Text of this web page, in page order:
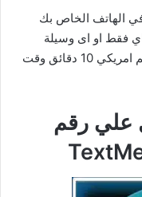
الهاتف الخاص بك
فقط او اى وسيلة
انترنت متاحة لديك وسوف تحصل علي رقم امريكي 10 دقائق وقت
علي رقم